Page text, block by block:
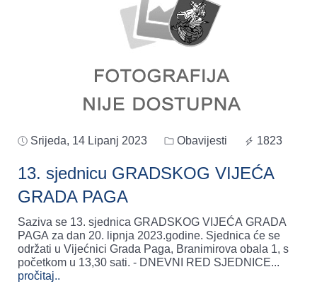
Srijeda, 14 Lipanj 2023 Obavijesti 1823
13. sjednicu GRADSKOG VIJEĆA
GRADA PAGA
Saziva se 13. sjednica GRADSKOG VIJEĆA GRADA
PAGA za dan 20. lipnja 2023.godine. Sjednica će se
održati u Vijećnici Grada Paga, Branimirova obala 1, s
početkom u 13,30 sati. - DNEVNI RED SJEDNICE...
pročitaj..